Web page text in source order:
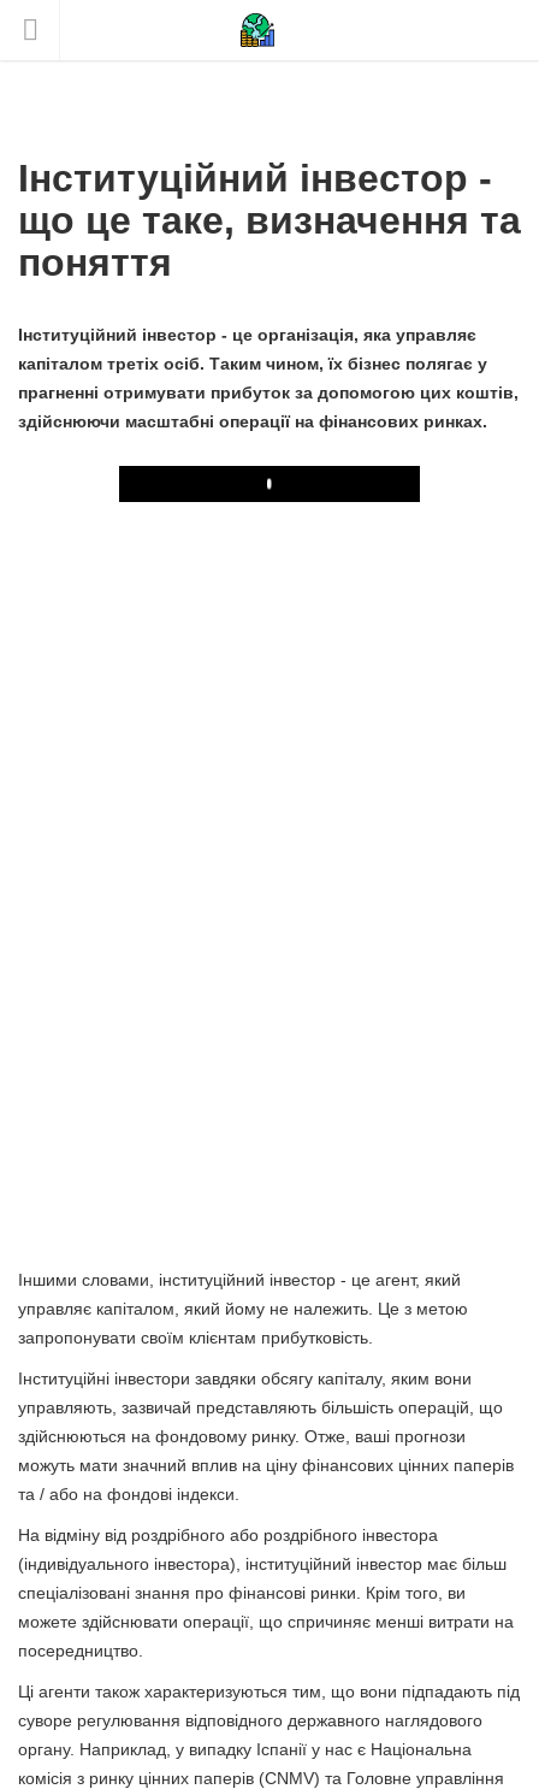
Інституційний інвестор -
що це таке, визначення та
поняття
Інституційний інвестор - це організація, яка управляє
капіталом третіх осіб. Таким чином, їх бізнес полягає у
прагненні отримувати прибуток за допомогою цих коштів,
здійснюючи масштабні операції на фінансових ринках.
Play
Іншими словами, інституційний інвестор - це агент, який
управляє капіталом, який йому не належить. Це з метою
запропонувати своїм клієнтам прибутковість.
Інституційні інвестори завдяки обсягу капіталу, яким вони
управляють, зазвичай представляють більшість операцій, що
здійснюються на фондовому ринку. Отже, ваші прогнози
можуть мати значний вплив на ціну фінансових цінних паперів
та / або на фондові індекси.
На відміну від роздрібного або роздрібного інвестора
(індивідуального інвестора), інституційний інвестор має більш
спеціалізовані знання про фінансові ринки. Крім того, ви
можете здійснювати операції, що спричиняє менші витрати на
посередництво.
Ці агенти також характеризуються тим, що вони підпадають під
суворе регулювання відповідного державного наглядового
органу. Наприклад, у випадку Іспанії у нас є Національна
комісія з ринку цінних паперів (CNMV) та Головне управління